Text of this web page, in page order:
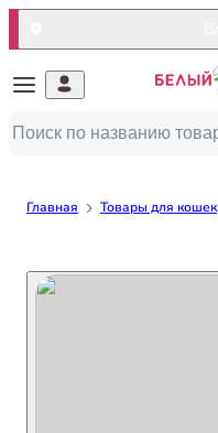
Главная Товары для кошек